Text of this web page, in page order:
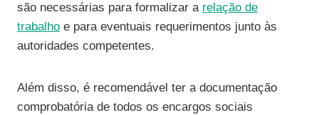
são necessárias para formalizar a relação de
trabalho e para eventuais requerimentos junto às
autoridades competentes.
Além disso, é recomendável ter a documentação
comprobatória de todos os encargos sociais